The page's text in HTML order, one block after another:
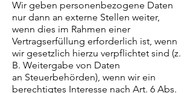
Wir geben personenbezogene Daten
nur dann an externe Stellen weiter,
wenn dies im Rahmen einer
Vertragserfüllung erforderlich ist, wenn
wir gesetzlich hierzu verpflichtet sind (z.
B. Weitergabe von Daten
an Steuerbehörden), wenn wir ein
berechtigtes Interesse nach Art. 6 Abs.